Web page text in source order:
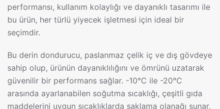
performansı, kullanım kolaylığı ve dayanıklı tasarımı ile
bu ürün, her türlü yiyecek işletmesi için ideal bir
seçimdir.
Bu derin dondurucu, paslanmaz çelik iç ve dış gövdeye
sahip olup, ürünün dayanıklılığını ve ömrünü uzatarak
güvenilir bir performans sağlar. -10°C ile -20°C
arasında ayarlanabilen soğutma sıcaklığı, çeşitli gıda
maddelerini uygun sıcaklıklarda saklama olanağı sunar.